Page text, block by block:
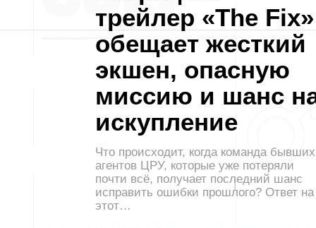
трейлер «The Fix»
обещает жесткий
экшен, опасную
миссию и шанс
искупление
Что происходит, когда команда бывших
агентов ЦРУ, которые уже потеряли
почти всё, получает последний шанс
исправить ошибки прошлого? Ответ на
этот…